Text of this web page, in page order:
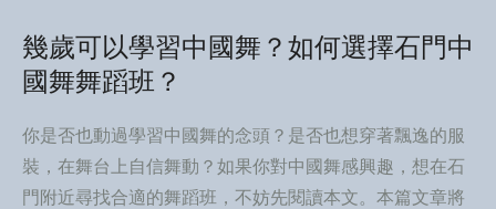
幾歲可以學習中國舞？如何選擇石門中
國舞舞蹈班？
你是否也動過學習中國舞的念頭？是否也想穿著飄逸的服
裝，在舞台上自信舞動？如果你對中國舞感興趣，想在石
門附近尋找合適的舞蹈班，不妨先閱讀本文。本篇文章將